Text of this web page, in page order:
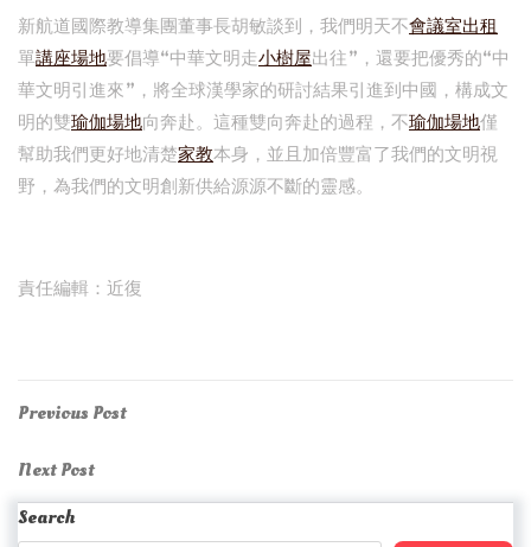
新航道國際教導集團董事長胡敏談到，我們明天不會議室出租
單講座場地要倡導“中華文明走小樹屋出往”，還要把優秀的“中
華文明引進來”，將全球漢學家的研討結果引進到中國，構成文
明的雙瑜伽場地向奔赴。這種雙向奔赴的過程，不瑜伽場地僅
幫助我們更好地清楚家教本身，並且加倍豐富了我們的文明視
野，為我們的文明創新供給源源不斷的靈感。
責任編輯：近復
Post
navigation
Previous
Previous Post
Next
Post
Next Post
Search